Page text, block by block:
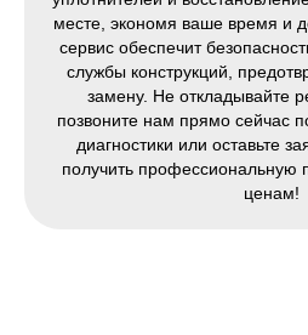
месте, экономя ваше время и
сервис обеспечит
службы конструкций,
замену. Не откладывайте
позвоните нам прямо сейчас
диагностики или оставьте
получить
ценам!